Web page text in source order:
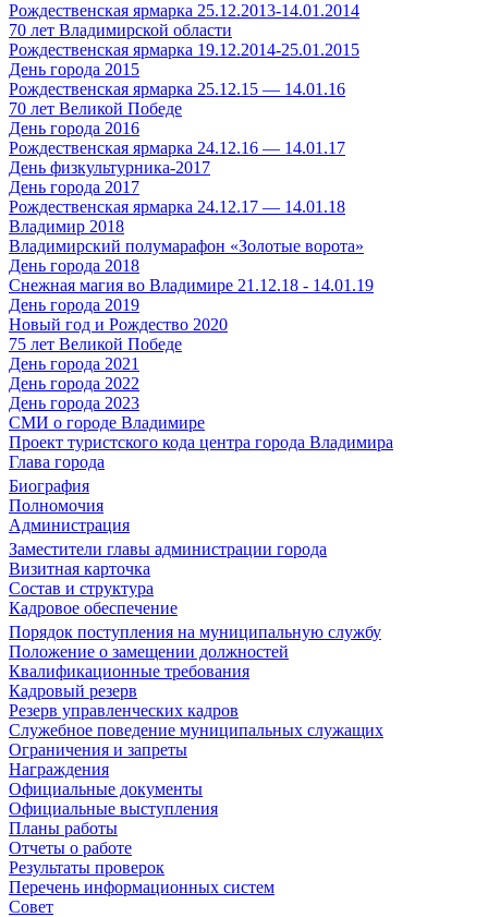
Рождественская ярмарка 25.12.2013-14.01.2014
70 лет Владимирской области
Рождественская ярмарка 19.12.2014-25.01.2015
День города 2015
Рождественская ярмарка 25.12.15 — 14.01.16
70 лет Великой Победе
День города 2016
Рождественская ярмарка 24.12.16 — 14.01.17
День физкультурника-2017
День города 2017
Рождественская ярмарка 24.12.17 — 14.01.18
Владимир 2018
Владимирский полумарафон «Золотые ворота»
День города 2018
Снежная магия во Владимире 21.12.18 - 14.01.19
День города 2019
Новый год и Рождество 2020
75 лет Великой Победе
День города 2021
День города 2022
День города 2023
СМИ о городе Владимире
Проект туристского кода центра города Владимира
Глава города
Биография
Полномочия
Администрация
Заместители главы администрации города
Визитная карточка
Состав и структура
Кадровое обеспечение
Порядок поступления на муниципальную службу
Положение о замещении должностей
Квалификационные требования
Кадровый резерв
Резерв управленческих кадров
Служебное поведение муниципальных служащих
Ограничения и запреты
Награждения
Официальные документы
Официальные выступления
Планы работы
Отчеты о работе
Результаты проверок
Перечень информационных систем
Совет